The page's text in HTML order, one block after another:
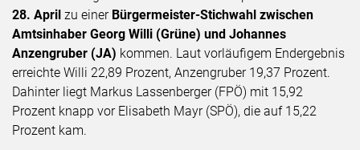
28. April zu einer Bürgermeister-Stichwahl zwischen
Amtsinhaber Georg Willi (Grüne) und Johannes
Anzengruber (JA) kommen. Laut vorläufigem Endergebnis
erreichte Willi 22,89 Prozent, Anzengruber 19,37 Prozent.
Dahinter liegt Markus Lassenberger (FPÖ) mit 15,92
Prozent knapp vor Elisabeth Mayr (SPÖ), die auf 15,22
Prozent kam.